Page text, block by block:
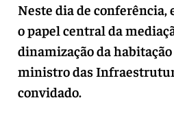
Neste dia de conferência,
o papel central da
dinamização da
ministro das
convidado.